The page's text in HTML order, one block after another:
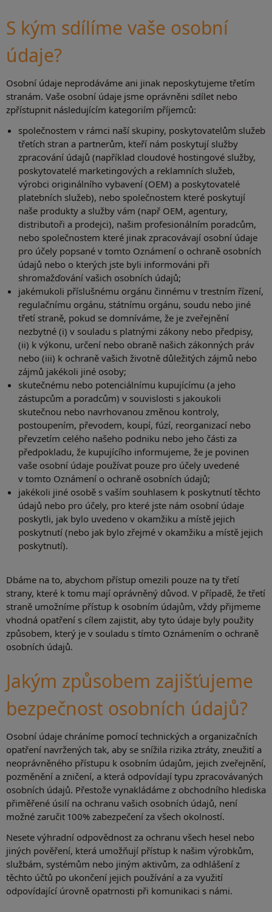
S kým sdílíme vaše osobní
údaje?
Osobní údaje neprodáváme ani jinak neposkytujeme třetím
stranám. Vaše osobní údaje jsme oprávněni sdílet nebo
zpřístupnit následujícím kategoriím příjemců:
společnostem v rámci naší skupiny, poskytovatelům služeb
třetích stran a partnerům, kteří nám poskytují služby
zpracování údajů (například cloudové hostingové služby,
poskytovatelé marketingových a reklamních služeb,
výrobci originálního vybavení (OEM) a poskytovatelé
platebních služeb), nebo společnostem které poskytují
naše produkty a služby vám (např OEM, agentury,
distributoři a prodejci), našim profesionálním poradcům,
nebo společnostem které jinak zpracovávají osobní údaje
pro účely popsané v tomto Oznámení o ochraně osobních
údajů nebo o kterých jste byli informováni při
shromažďování vašich osobních údajů;
jakémukoli příslušnému orgánu činnému v trestním řízení,
regulačnímu orgánu, státnímu orgánu, soudu nebo jiné
třetí straně, pokud se domníváme, že je zveřejnění
nezbytné (i) v souladu s platnými zákony nebo předpisy,
(ii) k výkonu, určení nebo obraně našich zákonných práv
nebo (iii) k ochraně vašich životně důležitých zájmů nebo
zájmů jakékoli jiné osoby;
skutečnému nebo potenciálnímu kupujícímu (a jeho
zástupcům a poradcům) v souvislosti s jakoukoli
skutečnou nebo navrhovanou změnou kontroly,
postoupením, převodem, koupí, fúzí, reorganizací nebo
převzetím celého našeho podniku nebo jeho části za
předpokladu, že kupujícího informujeme, že je povinen
vaše osobní údaje používat pouze pro účely uvedené
v tomto Oznámení o ochraně osobních údajů;
jakékoli jiné osobě s vaším souhlasem k poskytnutí těchto
údajů nebo pro účely, pro které jste nám osobní údaje
poskytli, jak bylo uvedeno v okamžiku a místě jejich
poskytnutí (nebo jak bylo zřejmé v okamžiku a místě jejich
poskytnutí).
Dbáme na to, abychom přístup omezili pouze na ty třetí
strany, které k tomu mají oprávněný důvod. V případě, že třetí
straně umožníme přístup k osobním údajům, vždy přijmeme
vhodná opatření s cílem zajistit, aby tyto údaje byly použity
způsobem, který je v souladu s tímto Oznámením o ochraně
osobních údajů.
Jakým způsobem zajišťujeme
bezpečnost osobních údajů?
Osobní údaje chráníme pomocí technických a organizačních
opatření navržených tak, aby se snížila rizika ztráty, zneužití a
neoprávněného přístupu k osobním údajům, jejich zveřejnění,
pozměnění a zničení, a která odpovídají typu zpracovávaných
osobních údajů. Přestože vynakládáme z obchodního hlediska
přiměřené úsilí na ochranu vašich osobních údajů, není
možné zaručit 100% zabezpečení za všech okolností.
Nesete výhradní odpovědnost za ochranu všech hesel nebo
jiných pověření, která umožňují přístup k našim výrobkům,
službám, systémům nebo jiným aktivům, za odhlášení z
těchto účtů po ukončení jejich používání a za využití
odpovídající úrovně opatrnosti při komunikaci s námi.